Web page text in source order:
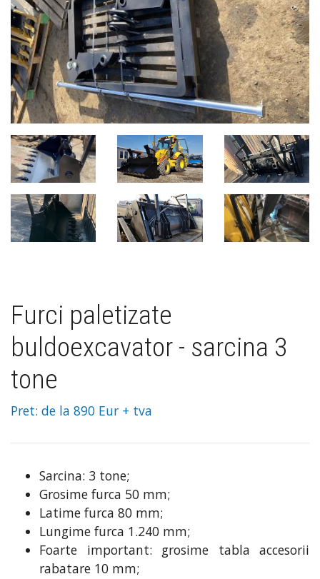
Furci paletizate
buldoexcavator - sarcina 3
tone
Pret: de la 890 Eur + tva
Sarcina: 3 tone;
Grosime furca 50 mm;
Latime furca 80 mm;
Lungime furca 1.240 mm;
Foarte important: grosime tabla accesorii
rabatare 10 mm;